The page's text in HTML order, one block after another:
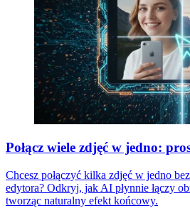
Połącz wiele zdjęć w jedno:
Chcesz połączyć kilka zdjęć w jedno
edytora? Odkryj, jak AI płynnie łączy
tworząc naturalny efekt końcowy.